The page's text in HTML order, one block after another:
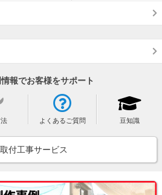
報でお客様をサポート
よくあるご質問 豆知識
取付工事サービス